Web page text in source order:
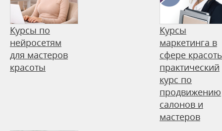
Курсы по
нейросетям
для мастеров
красоты
Курсы
маркетинга в
сфере
практический
курс по
продвижению
салонов и
мастеров